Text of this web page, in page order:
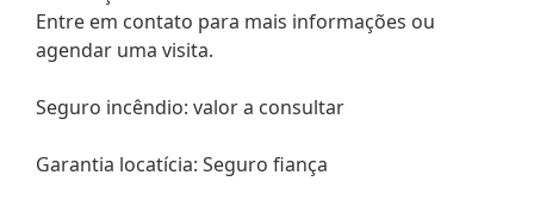
Entre em contato para mais informações ou
agendar uma visita.
Seguro incêndio: valor a consultar
Garantia locatícia: Seguro fiança